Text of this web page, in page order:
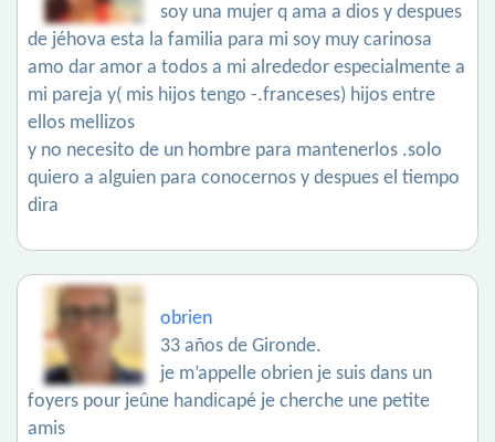
soy una mujer q ama a dios y despues
de jéhova esta la familia para mi soy muy carinosa
amo dar amor a todos a mi alrededor especialmente a
mi pareja y( mis hijos tengo -.franceses) hijos entre
ellos mellizos
y no necesito de un hombre para mantenerlos .solo
quiero a alguien para conocernos y despues el tiempo
dira
obrien
33 años de Gironde.
je m’appelle obrien je suis dans un
foyers pour jeûne handicapé je cherche une petite
amis